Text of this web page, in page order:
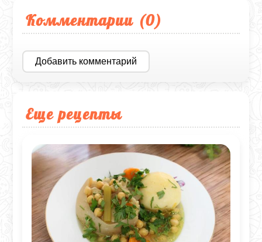
Комментарии (0)
Добавить комментарий
Еще рецепты